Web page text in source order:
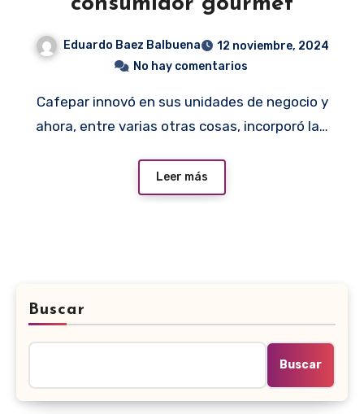
Eduardo Baez Balbuena
12 noviembre, 2024
No hay comentarios
Cafepar innovó en sus unidades de negocio y
ahora, entre varias otras cosas, incorporó la…
Leer más
Buscar
Buscar